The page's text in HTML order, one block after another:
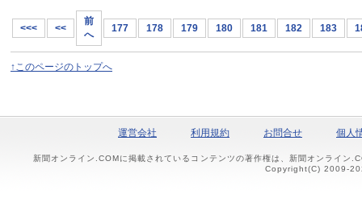
<<< <<
前
へ
177 178 179 180 181 182 183
↑このページのトップへ
運営会社 利用規約 お問合せ 個人
新聞オンライン.COMに掲載されているコンテンツの著作権は、新聞オンライン
Copyright(C) 2009-